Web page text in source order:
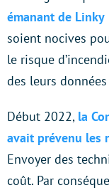
émanant de Linky
soient nocives
le risque
des leurs
Début 2022, la
avait prévenu les
Envoyer des
coût. Par